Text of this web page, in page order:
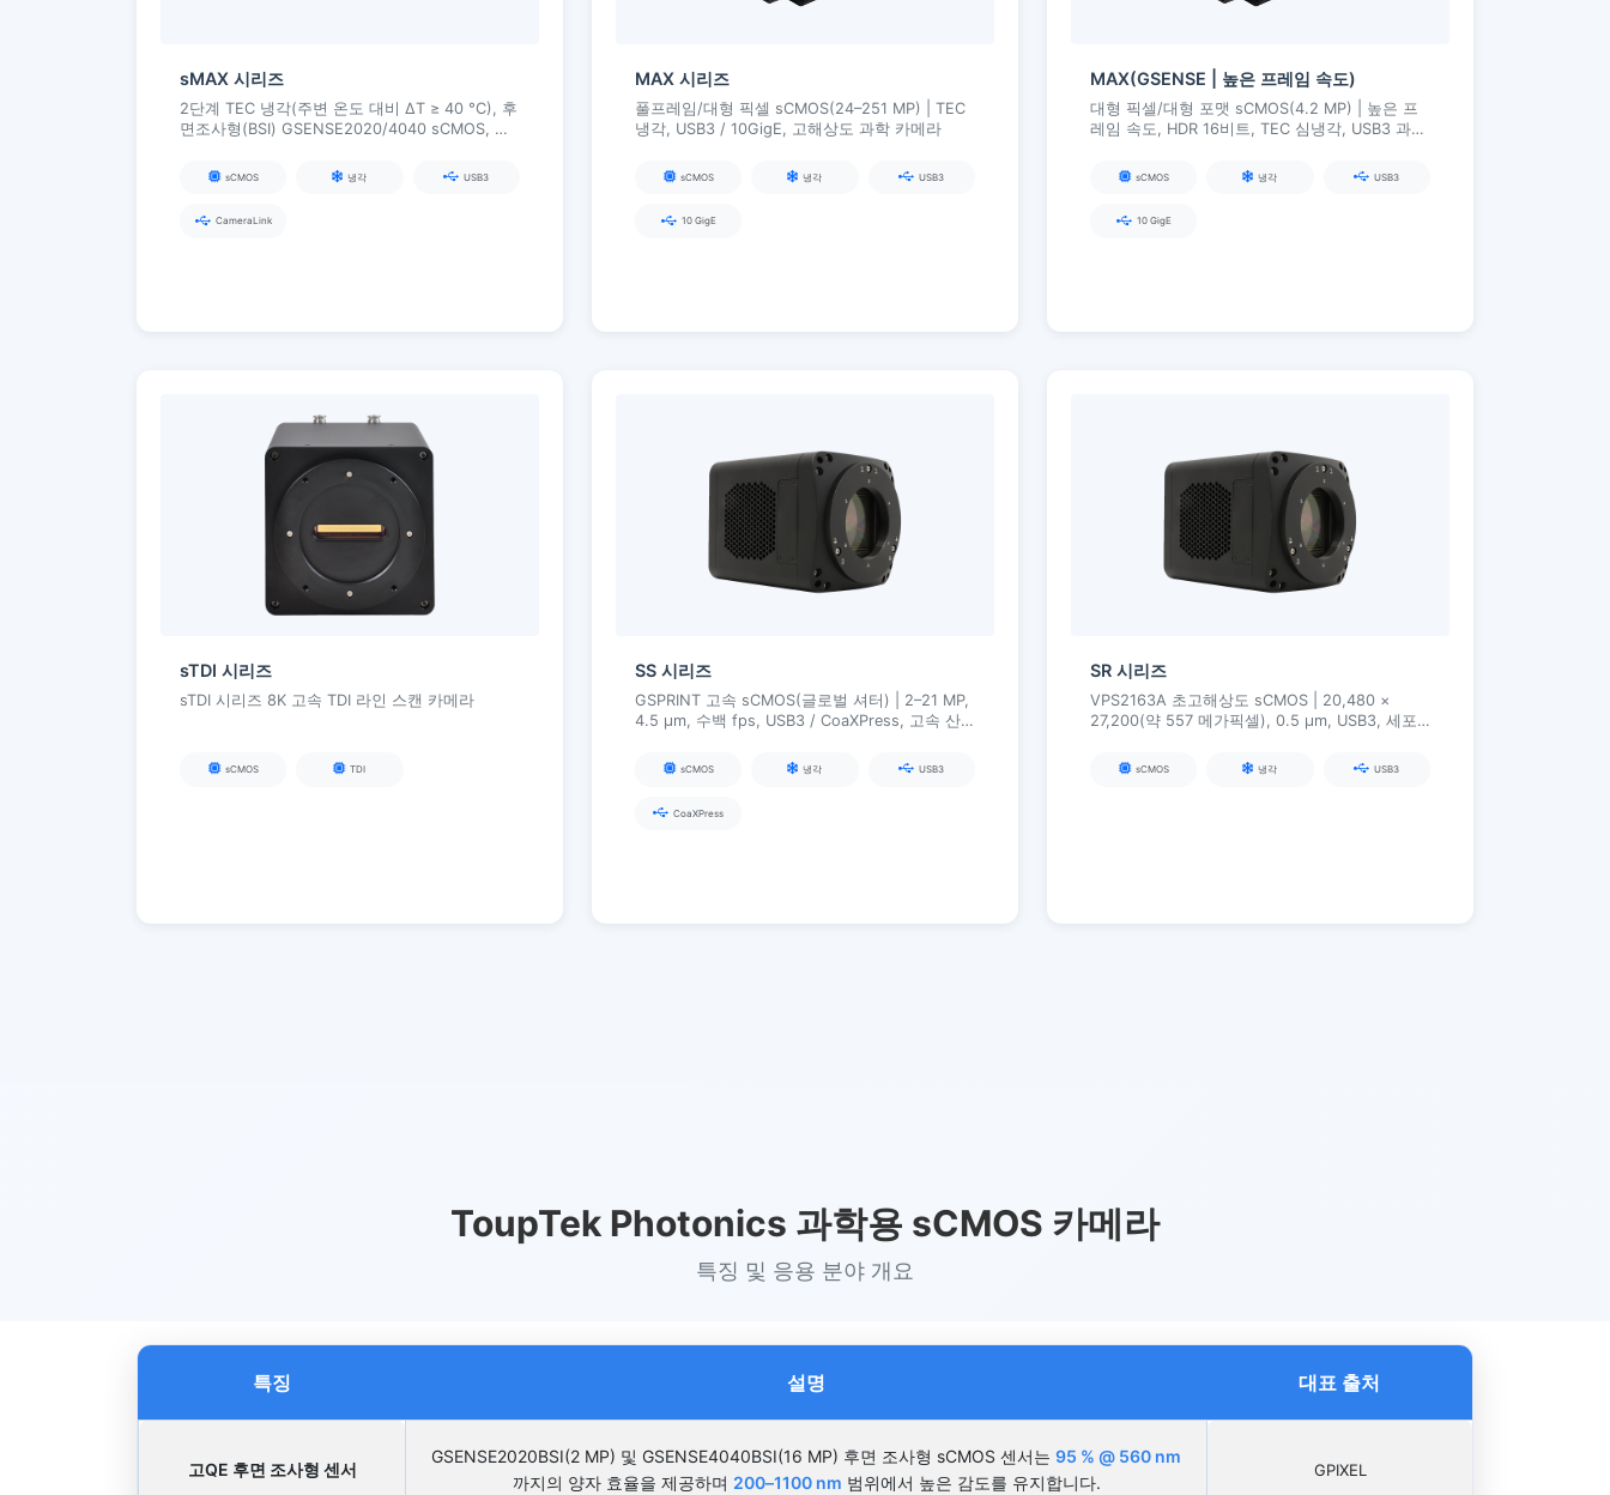
sMAX 시리즈
2단계 TEC 냉각(주변 온도 대비 ΔT ≥ 40 °C), 후
면조사형(BSI) GSENSE2020/4040 sCMOS, 높
× 4096 해상도, 형광/분광/천문/유전체 시퀀싱
sCMOS 냉각 USB3
CameraLink
MAX 시리즈
풀프레임/대형 픽셀 sCMOS(24–251 MP) | TEC
냉각, USB3 / 10GigE, 고해상도 과학 카메라
sCMOS 냉각 USB3
10 GigE
MAX(GSENSE | 높은 프레임 속도)
대형 픽셀/대형 포맷 sCMOS(4.2 MP) | 높은 프
레임 속도, HDR 16비트, TEC 심냉각, USB3 과학
sCMOS 냉각 USB3
10 GigE
sTDI 시리즈
sTDI 시리즈 8K 고속 TDI 라인 스캔 카메라
sCMOS TDI
SS 시리즈
GSPRINT 고속 sCMOS(글로벌 셔터) | 2–21 MP,
4.5 µm, 수백 fps, USB3 / CoaXPress, 고속 산
sCMOS 냉각 USB3
CoaXPress
SR 시리즈
VPS2163A 초고해상도 sCMOS | 20,480 ×
27,200(약 557 메가픽셀), 0.5 µm, USB3, 세포
sCMOS 냉각 USB3
ToupTek Photonics 과학용 sCMOS 카메라
특징 및 응용 분야 개요
특징 설명 대표 출처
고QE 후면 조사형 센서
GSENSE2020BSI(2 MP) 및 GSENSE4040BSI(16 MP) 후면 조사형 sCMOS 센서는 95 % @ 560 nm
까지의 양자 효율을 제공하며 200–1100 nm 범위에서 높은 감도를 유지합니다.
GPIXEL